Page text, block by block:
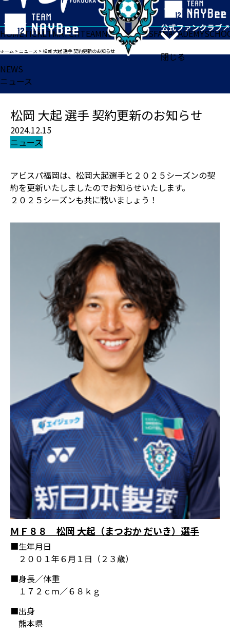
閉じる
HOMETICKETMATCHTEAMNEWSGOODSFANACADEMY
ホーム >ニュース >松岡 大起 選手 契約更新のお知らせ
NEWS
ニュース
松岡 大起 選手 契約更新のお知らせ
2024.12.15
ニュース
アビスパ福岡は、松岡大起選手と２０２５シーズンの契
約を更新いたしましたのでお知らせいたします。
２０２５シーズンも共に戦いましょう！
ＭＦ８８ 松岡 大起（まつおか だいき）選手
■生年月日
２００１年６月１日（２３歳）
■身長／体重
１７２ｃｍ／６８ｋｇ
■出身
熊本県